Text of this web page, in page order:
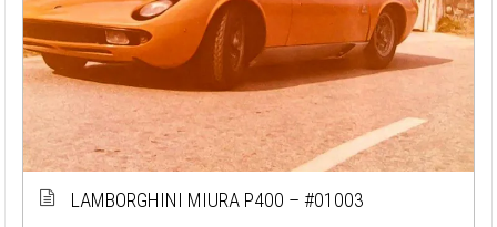
LAMBORGHINI MIURA P400 – #01003